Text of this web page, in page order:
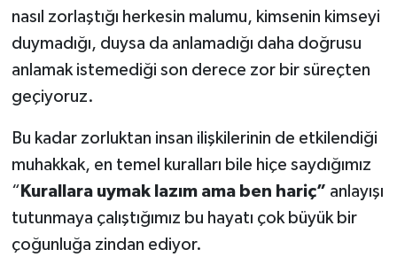
nasıl zorlaştığı herkesin malumu, kimsenin kimseyi
duymadığı, duysa da anlamadığı daha doğrusu
anlamak istemediği son derece zor bir süreçten
geçiyoruz.
Bu kadar zorluktan insan ilişkilerinin de etkilendiği
muhakkak, en temel kuralları bile hiçe saydığımız
“ Kurallara uymak lazım ama ben hariç” anlayışı
tutunmaya çalıştığımız bu hayatı çok büyük bir
çoğunluğa zindan ediyor.